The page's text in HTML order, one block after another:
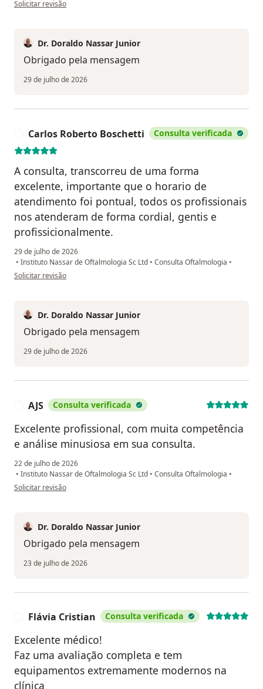
Solicitar revisão
Dr. Doraldo Nassar Junior
Obrigado pela mensagem
29 de julho de 2026
Carlos Roberto Boschetti Consulta verificada
A consulta, transcorreu de uma forma
excelente, importante que o horario de
atendimento foi pontual, todos os profissionais
nos atenderam de forma cordial, gentis e
profissicionalmente.
29 de julho de 2026
• Instituto Nassar de Oftalmologia Sc Ltd • Consulta Oftalmologia •
na opinião do utilizador Carlos Roberto Boschetti
Solicitar revisão
Dr. Doraldo Nassar Junior
Obrigado pela mensagem
29 de julho de 2026
AJS Consulta verificada
Excelente profissional, com muita competência
e análise minusiosa em sua consulta.
22 de julho de 2026
• Instituto Nassar de Oftalmologia Sc Ltd • Consulta Oftalmologia •
na opinião do utilizador AJS
Solicitar revisão
Dr. Doraldo Nassar Junior
Obrigado pela mensagem
23 de julho de 2026
Flávia Cristian Consulta verificada
Excelente médico!
Faz uma avaliação completa e tem
equipamentos extremamente modernos na
clínica